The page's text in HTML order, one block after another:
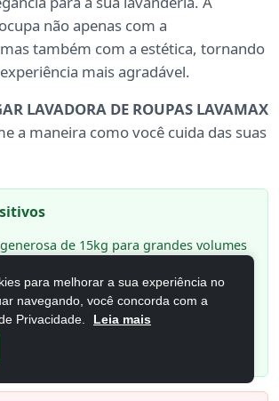
não apenas com a
também com a estética, tornando
mais agradável.
LAVADORA DE ROUPAS LAVAMAX
a maneira como você cuida das suas
de 15kg para grandes volumes
ajuda a economizar água e energia.
e elegante que se adapta a qualquer
para melhorar a sua experiência no
navegando, você concorda com a
Privacidade.
Leia mais